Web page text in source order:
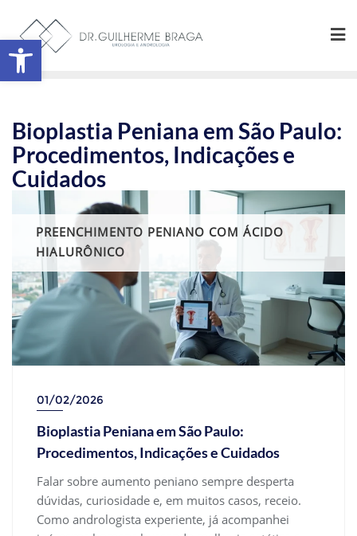
Abrir a barra de ferramentas
Bioplastia Peniana em São Paulo:
Procedimentos, Indicações e
Cuidados
PREENCHIMENTO PENIANO COM ÁCIDO
HIALURÔNICO
01/02/2026
Bioplastia Peniana em São Paulo:
Procedimentos, Indicações e Cuidados
Falar sobre aumento peniano sempre desperta
dúvidas, curiosidade e, em muitos casos, receio.
Como andrologista experiente, já acompanhei